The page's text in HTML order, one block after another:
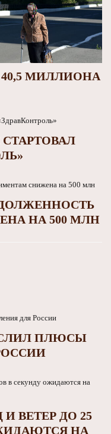
МИЛЛИОНА
НА 500 МЛН
ПЛЮСЫ
ВЕТЕР ДО 25
НА